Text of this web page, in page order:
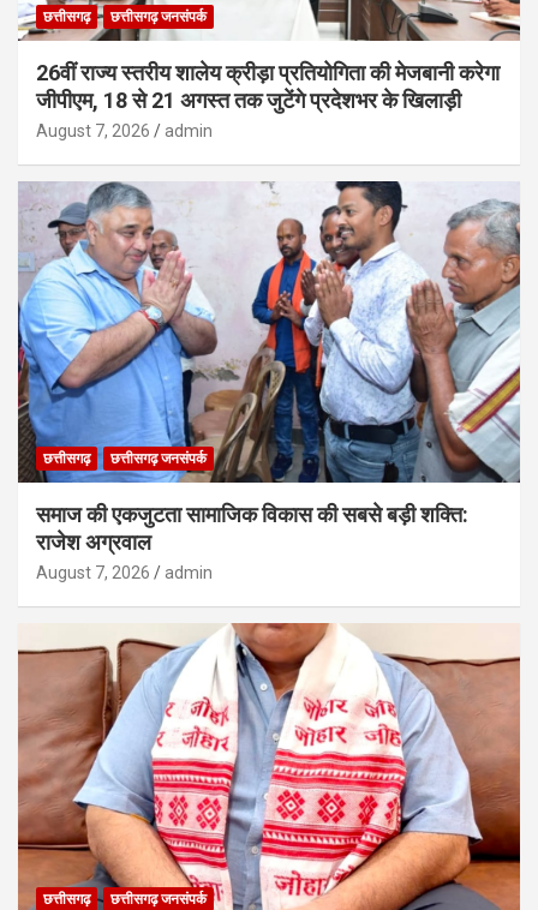
छत्तीसगढ़ छत्तीसगढ़ जनसंपर्क
26वीं राज्य स्तरीय शालेय क्रीड़ा प्रतियोगिता की मेजबानी करेगा
जीपीएम, 18 से 21 अगस्त तक जुटेंगे प्रदेशभर के खिलाड़ी
August 7, 2026 admin
छत्तीसगढ़ छत्तीसगढ़ जनसंपर्क
समाज की एकजुटता सामाजिक विकास की सबसे बड़ी शक्ति:
राजेश अग्रवाल
August 7, 2026 admin
छत्तीसगढ़ छत्तीसगढ़ जनसंपर्क